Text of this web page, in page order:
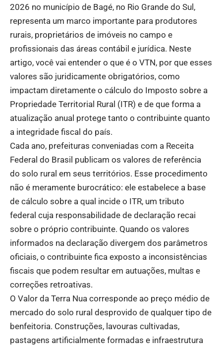
2026 no município de Bagé, no Rio Grande do Sul,
representa um marco importante para produtores
rurais, proprietários de imóveis no campo e
profissionais das áreas contábil e jurídica. Neste
artigo, você vai entender o que é o VTN, por que esses
valores são juridicamente obrigatórios, como
impactam diretamente o cálculo do Imposto sobre a
Propriedade Territorial Rural (ITR) e de que forma a
atualização anual protege tanto o contribuinte quanto
a integridade fiscal do país.
Cada ano, prefeituras conveniadas com a Receita
Federal do Brasil publicam os valores de referência
do solo rural em seus territórios. Esse procedimento
não é meramente burocrático: ele estabelece a base
de cálculo sobre a qual incide o ITR, um tributo
federal cuja responsabilidade de declaração recai
sobre o próprio contribuinte. Quando os valores
informados na declaração divergem dos parâmetros
oficiais, o contribuinte fica exposto a inconsistências
fiscais que podem resultar em autuações, multas e
correções retroativas.
O Valor da Terra Nua corresponde ao preço médio de
mercado do solo rural desprovido de qualquer tipo de
benfeitoria. Construções, lavouras cultivadas,
pastagens artificialmente formadas e infraestrutura